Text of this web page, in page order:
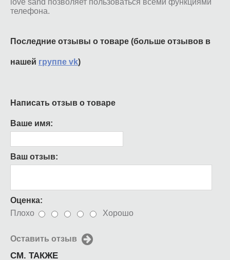
телефона.
Последние отзывы о товаре (больше отзывов в
нашей группе vk)
Написать отзыв о товаре
Ваше имя:
Ваш отзыв:
Оценка:
Плохо
Хорошо
Оставить отзыв
СМ. ТАКЖЕ